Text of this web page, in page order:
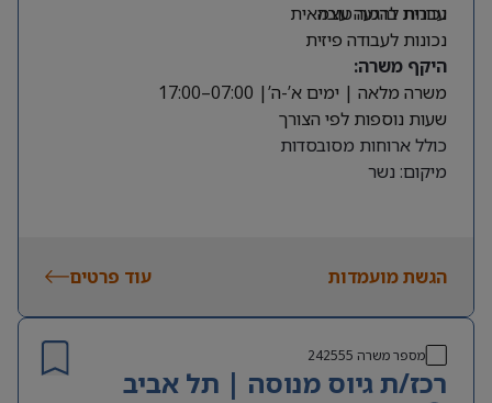
עברית ברמה טובה
נכונות להגעה עצמאית
נכונות לעבודה פיזית
היקף משרה:
משרה מלאה | ימים א’-ה’| 07:00–17:00
שעות נוספות לפי הצורך
כולל ארוחות מסובסדות
מיקום: נשר
הגשת מועמדות עוד פרטים
מספר משרה 242555
רכז/ת גיוס מנוסה | תל אביב